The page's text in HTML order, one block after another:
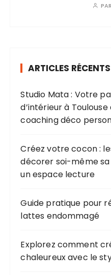
PAR
ARTICLES RÉCENTS
Studio Mata : Votre
d’intérieur à
coaching déco
Créez votre cocon :
décorer soi-même
un espace lecture
Guide pratique pour
lattes endommagé
Explorez comment
chaleureux avec le